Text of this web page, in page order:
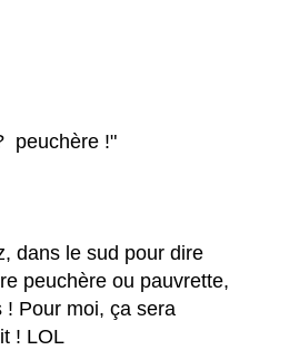
peuchère !"
dans le sud pour dire
peuchère ou pauvrette,
! Pour moi, ça sera
! LOL